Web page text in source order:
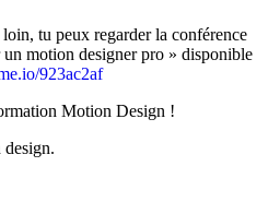
tu peux regarder la conférence
motion designer pro » disponible
923ac2af
Motion Design !